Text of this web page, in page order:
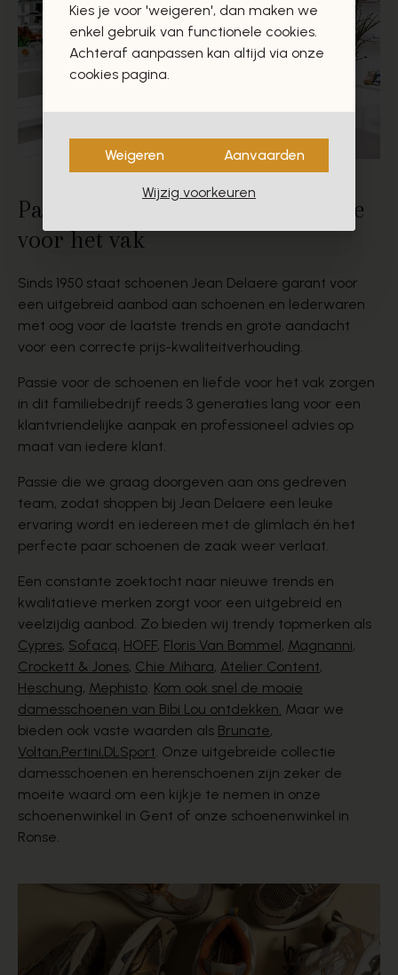
Passie voor de schoenen en liefde
voor het vak
Sinds 1950 staat schoenen Jean Delaere garant voor
een uitgebreid aanbod aan schoenen en lederwaren
met oog voor de laatste trends en grote aandacht
voor een correcte prijs-kwaliteitverhouding.
Passie voor de schoenen en liefde voor het vak zorgen
in dit familiebedrijf reeds 3 generaties lang voor een
klantvriendelijke aanpak en professioneel advies op
maat van iedere klant.
Passie die we graag doorgeven aan ons gedreven
team, zodat shoppen bij Jean Delaere een leuke
ervaring wordt en iedereen met de glimlach én het
perfecte paar schoenen de zaak weer verlaat.
Een constante zoektocht naar nieuwe trends en
kwalitatieve merken zorgt voor een uitgebreid en
veelzijdig aanbod. Zo bieden wij trendy topmerken als
Cypres, Sofacq, HOFF, Floris Van Bommel, Magnanni,
Crockett & Jones, Chie Mihara, Atelier Content,
Heschung, Mephisto. Kom ook snel de mooie
damesschoenen van Bibi Lou ontdekken. Maar we
bieden ook vaste waarden als Brunate,
Voltan,Pertini,DLSport. Onze uitgebreide collectie
damesschoenen en herenschoenen zijn zeker de
moeite waard om een kijkje te nemen in onze
schoenenwinkel in Gent of onze schoenenwinkel in
Ronse.
Kies je voor 'weigeren', dan maken we
enkel gebruik van functionele cookies.
Achteraf aanpassen kan altijd via onze
cookies pagina.
Weigeren Aanvaarden
Wijzig voorkeuren